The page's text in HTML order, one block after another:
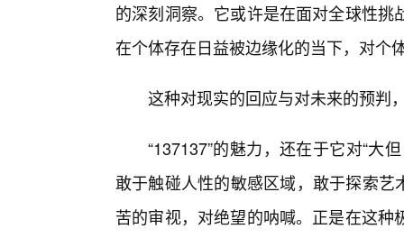
的深刻洞察。它或许是在面对全球性
在个体存在日益被边缘化的当下，对个
这种对现实的回应与对未来的预判
“137137”的魅力，还在于它对“大
敢于触碰人性的敏感区域，敢于探索
苦的审视，对绝望的呐喊。正是在这